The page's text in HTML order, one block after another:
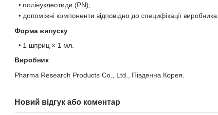
• полінуклеотиди (PN);
• допоміжні компоненти відповідно до специфікації
Форма випуску
• 1 шприц × 1 мл.
Виробник
Pharma Research Products Co., Ltd., Південна Корея.
Новий відгук або коментар